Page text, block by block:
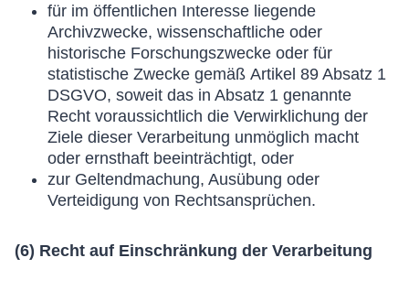
für im öffentlichen Interesse liegende
Archivzwecke, wissenschaftliche oder
historische Forschungszwecke oder für
statistische Zwecke gemäß Artikel 89 Absatz 1
DSGVO, soweit das in Absatz 1 genannte
Recht voraussichtlich die Verwirklichung der
Ziele dieser Verarbeitung unmöglich macht
oder ernsthaft beeinträchtigt, oder
zur Geltendmachung, Ausübung oder
Verteidigung von Rechtsansprüchen.
(6) Recht auf Einschränkung der Verarbeitung